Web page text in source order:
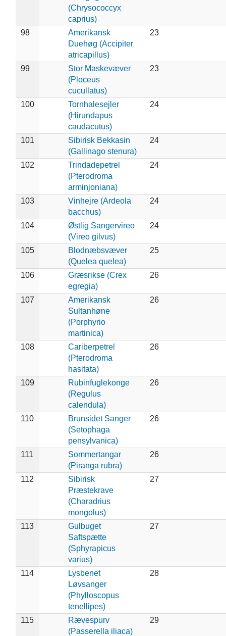
(Chrysococcyx
caprius)
98
Amerikansk
Duehøg (Accipiter
atricapillus)
23
99
Stor Maskevæver
(Ploceus
cucullatus)
23
100
Tornhalesejler
(Hirundapus
caudacutus)
24
101
Sibirisk Bekkasin
(Gallinago stenura)
24
102
Trindadepetrel
(Pterodroma
arminjoniana)
24
103
Vinhejre (Ardeola
bacchus)
24
104
Østlig Sangervireo
(Vireo gilvus)
24
105
Blodnæbsvæver
(Quelea quelea)
25
106
Græsrikse (Crex
egregia)
26
107
Amerikansk
Sultanhøne
(Porphyrio
martinica)
26
108
Cariberpetrel
(Pterodroma
hasitata)
26
109
Rubinfuglekonge
(Regulus
calendula)
26
110
Brunsidet Sanger
(Setophaga
pensylvanica)
26
111
Sommertangar
(Piranga rubra)
26
112
Sibirisk
Præstekrave
(Charadrius
mongolus)
27
113
Gulbuget
Saftspætte
(Sphyrapicus
varius)
27
114
Lysbenet
Løvsanger
(Phylloscopus
tenellipes)
28
115
Rævespurv
(Passerella iliaca)
29